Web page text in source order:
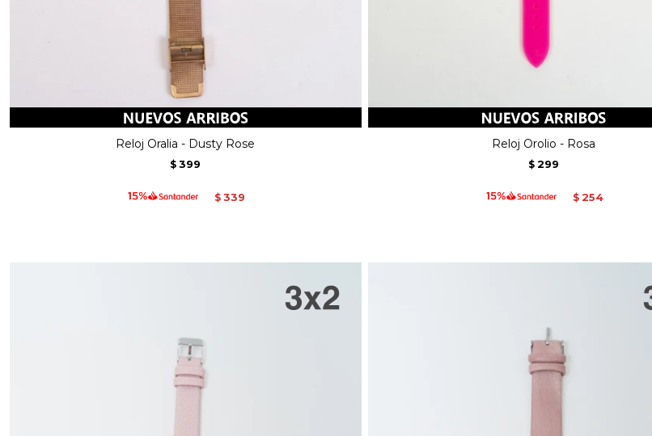
Reloj Oralia - Dusty Rose
$ 399
$ 339
Reloj Orolio - Rosa
$ 299
$ 254